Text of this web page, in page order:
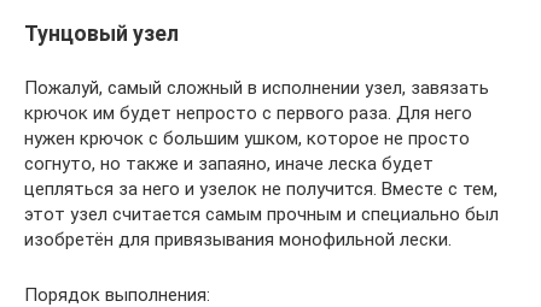
Тунцовый узел
Пожалуй, самый сложный в исполнении узел, завязать
крючок им будет непросто с первого раза. Для него
нужен крючок с большим ушком, которое не просто
согнуто, но также и запаяно, иначе леска будет
цепляться за него и узелок не получится. Вместе с тем,
этот узел считается самым прочным и специально был
изобретён для привязывания монофильной лески.
Порядок выполнения: